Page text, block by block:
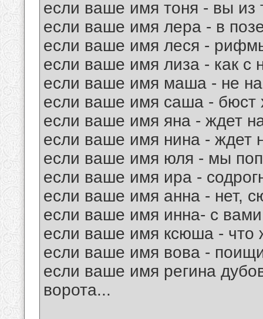
если ваше имя тоня - вы из
если ваше имя лера - в
если ваше имя леся -
если ваше имя лиза - как с
если ваше имя маша - не
если ваше имя саша -
если ваше имя яна - ждет
если ваше имя нина - ждет
если ваше имя юля - мы
если ваше имя ира -
если ваше имя анна - нет,
если ваше имя инна- с
если ваше имя ксюша - что
если ваше имя вова - поищи
если ваше имя регина
ворота...